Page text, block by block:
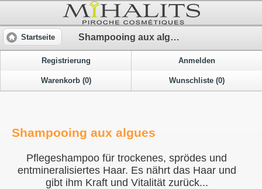
Startseite Shampooing aux algues
Registrierung Anmelden
Warenkorb (0) Wunschliste (0)
Shampooing aux algues
Pflegeshampoo für trockenes, sprödes und
entmineralisiertes Haar. Es nährt das Haar und
gibt ihm Kraft und Vitalität zurück...